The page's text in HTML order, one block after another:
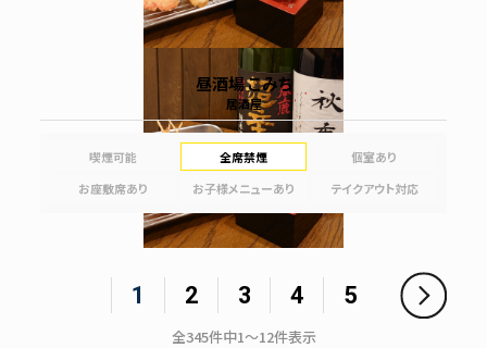
昼酒場 こみち
居酒屋
喫煙可能 全席禁煙
個室あり
お座敷席あり
お子様メニューあり テイクアウト対応
1 2 3 4 5
全345件中1～12件表示